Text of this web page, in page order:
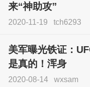
来“神助攻”
2020-11-19 tch6293
美军曝光铁证：
是真的！浑身
2020-08-14 wxsam